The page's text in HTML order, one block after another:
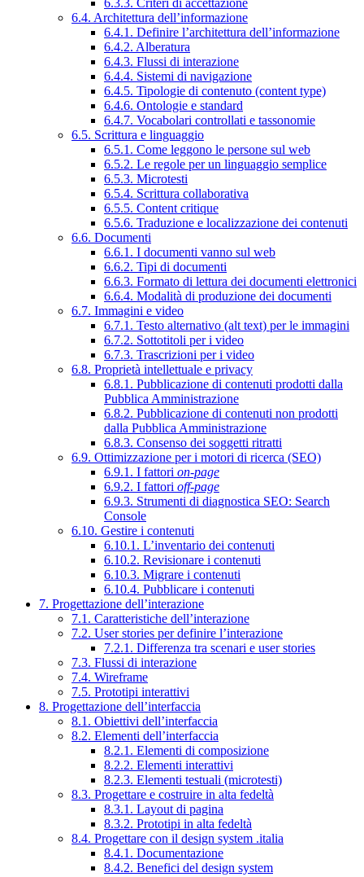
6.4. Architettura dell’informazione
6.4.1. Definire l’architettura dell’informazione
6.4.2. Alberatura
6.4.3. Flussi di interazione
6.4.4. Sistemi di navigazione
6.4.5. Tipologie di contenuto (content type)
6.4.6. Ontologie e standard
6.4.7. Vocabolari controllati e tassonomie
6.5. Scrittura e linguaggio
6.5.1. Come leggono le persone sul web
6.5.2. Le regole per un linguaggio semplice
6.5.3. Microtesti
6.5.4. Scrittura collaborativa
6.5.5. Content critique
6.5.6. Traduzione e localizzazione dei contenuti
6.6. Documenti
6.6.1. I documenti vanno sul web
6.6.2. Tipi di documenti
6.6.3. Formato di lettura dei documenti elettronici
6.6.4. Modalità di produzione dei documenti
6.7. Immagini e video
6.7.1. Testo alternativo (alt text) per le immagini
6.7.2. Sottotitoli per i video
6.7.3. Trascrizioni per i video
6.8. Proprietà intellettuale e privacy
6.8.1. Pubblicazione di contenuti prodotti dalla
Pubblica Amministrazione
6.8.2. Pubblicazione di contenuti non prodotti
dalla Pubblica Amministrazione
6.8.3. Consenso dei soggetti ritratti
6.9. Ottimizzazione per i motori di ricerca (SEO)
6.9.1. I fattori on-page
6.9.2. I fattori off-page
6.9.3. Strumenti di diagnostica SEO: Search
Console
6.10. Gestire i contenuti
6.10.1. L’inventario dei contenuti
6.10.2. Revisionare i contenuti
6.10.3. Migrare i contenuti
6.10.4. Pubblicare i contenuti
7. Progettazione dell’interazione
7.1. Caratteristiche dell’interazione
7.2. User stories per definire l’interazione
7.2.1. Differenza tra scenari e user stories
7.3. Flussi di interazione
7.4. Wireframe
7.5. Prototipi interattivi
8. Progettazione dell’interfaccia
8.1. Obiettivi dell’interfaccia
8.2. Elementi dell’interfaccia
8.2.1. Elementi di composizione
8.2.2. Elementi interattivi
8.2.3. Elementi testuali (microtesti)
8.3. Progettare e costruire in alta fedeltà
8.3.1. Layout di pagina
8.3.2. Prototipi in alta fedeltà
8.4. Progettare con il design system .italia
8.4.1. Documentazione
8.4.2. Benefici del design system